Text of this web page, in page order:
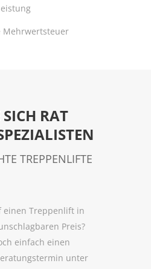
Mehrwertsteuer
RAT
TREPPENLIFTE
einen Treppenlift in
Preis?
einfach einen
unter